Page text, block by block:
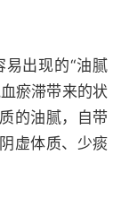
出现的“油腻
瘀滞带来的状
的油腻，自带
虚体质、少痰